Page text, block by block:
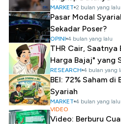
MARKET 2 bulan yang lalu
Pasar Modal
Sekadar Poser?
OPINI 4 bulan yang lalu
THR Cair, Saatnya
Harga Bajaj" yang
RESEARCH 4 bulan yang
BEI: 72% Saham
Syariah
MARKET 4 bulan yang lalu
VIDEO
Video: Berburu